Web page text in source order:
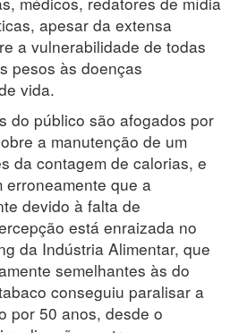
apesar da extensa
a vulnerabilidade de todas
pesos às doenças
vida.
do público são afogados por
a manutenção de um
da contagem de calorias, e
erroneamente que a
devido à falta de
está enraizada no
da Indústria Alimentar, que
semelhantes às do
conseguiu paralisar a
por 50 anos, desde o